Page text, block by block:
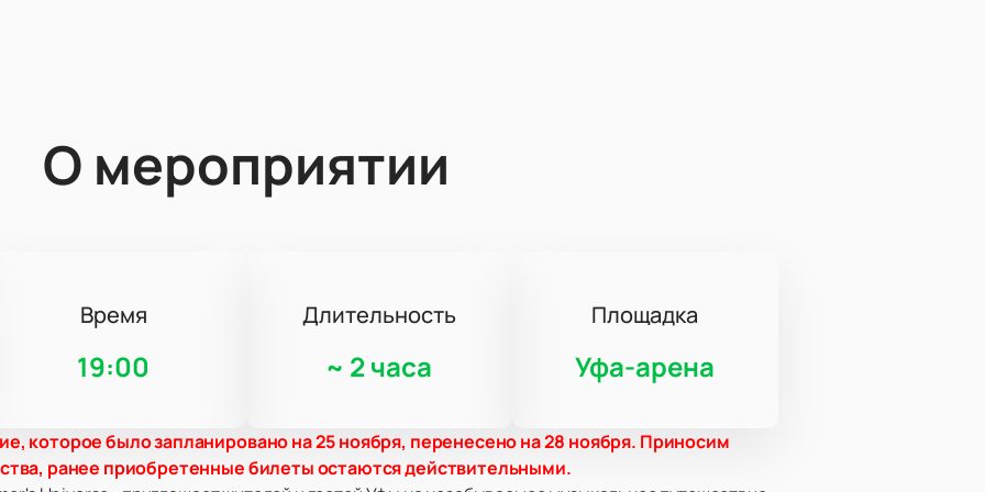
О мероприятии
Время
19:00
Длительность
~ 2 часа
Площадка
Уфа-арена
которое было запланировано на 25 ноября, перенесено на 28 ноября. Приносим
ранее приобретенные билеты остаются действительными.